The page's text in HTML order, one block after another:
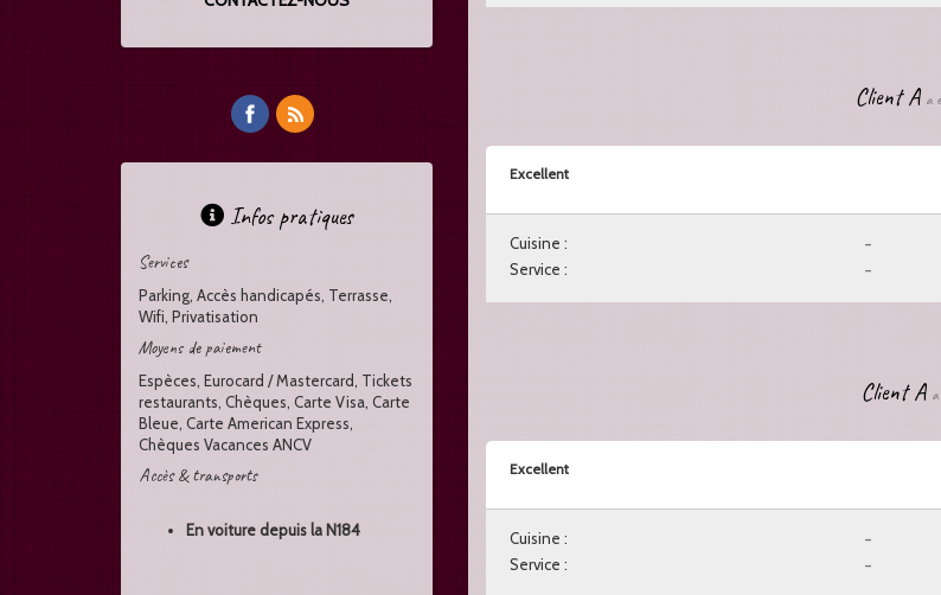
Infos pratiques
Services
Parking, Accès handicapés, Terrasse,
Wifi, Privatisation
Moyens de paiement
Espèces, Eurocard / Mastercard, Tickets
restaurants, Chèques, Carte Visa, Carte
Bleue, Carte American Express,
Chèques Vacances ANCV
Accès & transports
En voiture depuis la N184
Client A a
Excellent
-
Cuisine :
-
Service :
Client A
Excellent
-
Cuisine :
-
Service :